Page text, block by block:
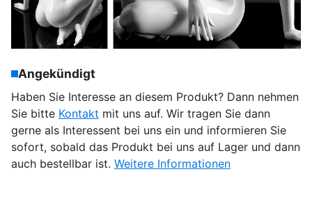
Angekündigt
Haben Sie Interesse an diesem Produkt? Dann nehmen
Sie bitte Kontakt mit uns auf. Wir tragen Sie dann
gerne als Interessent bei uns ein und informieren Sie
sofort, sobald das Produkt bei uns auf Lager und dann
auch bestellbar ist. Weitere Informationen